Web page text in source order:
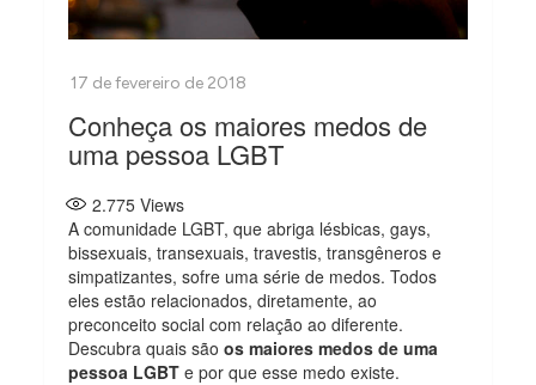
Conheça os maiores medos de
uma pessoa LGBT
2.775 Views
A comunidade LGBT, que abriga lésbicas, gays,
bissexuais, transexuais, travestis, transgêneros e
simpatizantes, sofre uma série de medos. Todos
eles estão relacionados, diretamente, ao
preconceito social com relação ao diferente.
Descubra quais são os maiores medos de uma
pessoa LGBT e por que esse medo existe.